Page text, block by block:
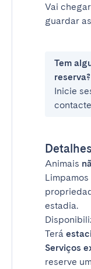
Vai
guardar
Tem
reserva?
Inicie
Detalhes
Animais
estadia.
Terá
Serviços
reserve